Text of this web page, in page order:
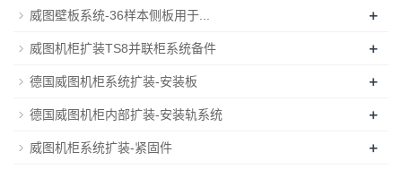
威图壁板系统-36样本侧板用于... +
威图机柜扩装TS8并联柜系统备件 +
德国威图机柜系统扩装-安装板 +
德国威图机柜内部扩装-安装轨系统 +
威图机柜系统扩装-紧固件 +